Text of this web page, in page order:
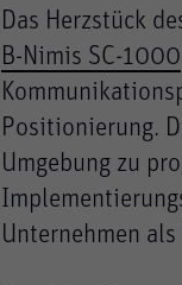
Das Herzstück
B-Nimis SC-1000
Positionierung.
Umgebung zu
Unternehmen